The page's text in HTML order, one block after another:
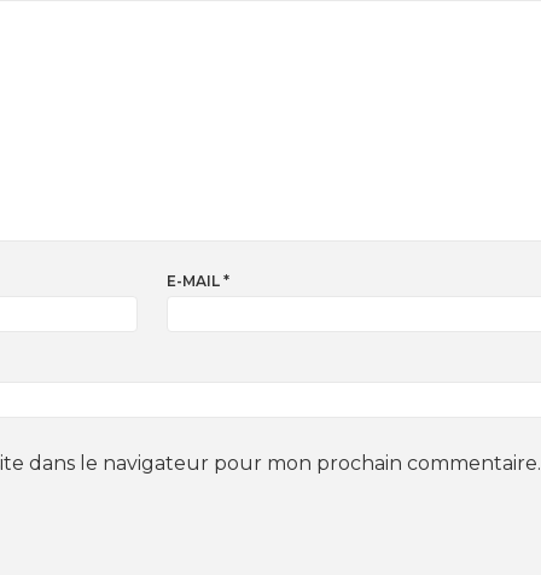
E-MAIL*
dans le navigateur pour mon prochain commentaire.